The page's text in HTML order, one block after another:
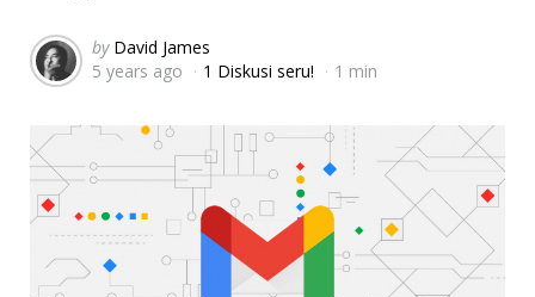
Posted
by
by David James
5 years ago
1 Diskusi seru! 1 min